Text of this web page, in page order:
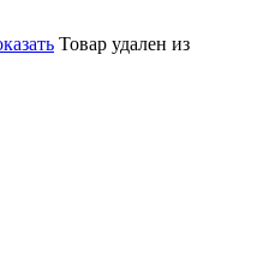
Товар удален из